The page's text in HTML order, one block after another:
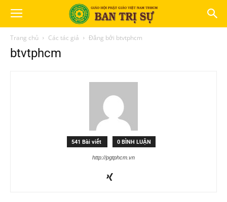
Trang chủ Các tác giả Đăng bởi btvtphcm
btvtphcm
541 Bài viết 0 BÌNH LUẬN
http://pgtphcm.vn